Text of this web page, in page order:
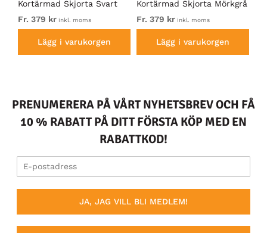
Kortärmad Skjorta Svart
Fr. 379 kr inkl. moms
Lägg i varukorgen
Kortärmad Skjorta Mörkgrå
Fr. 379 kr inkl. moms
Lägg i varukorgen
PRENUMERERA PÅ VÅRT NYHETSBREV OCH FÅ
10 % RABATT PÅ DITT FÖRSTA KÖP MED EN
RABATTKOD!
JA, JAG VILL BLI MEDLEM!